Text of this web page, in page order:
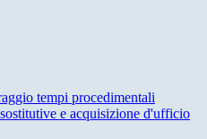
tempi procedimentali
e acquisizione d'ufficio